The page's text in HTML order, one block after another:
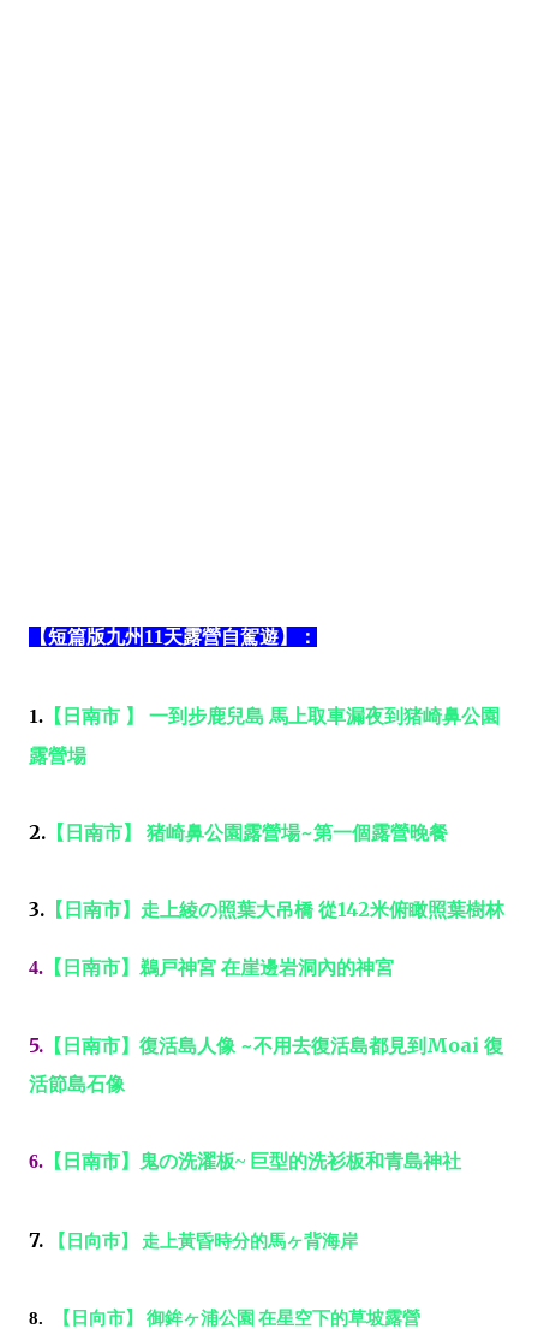
【短篇版九州11天露營自駕遊】：
1. 【日南市 】 一到步鹿兒島 馬上取車漏夜到猪崎鼻公園
露營場
2. 【日南市】 猪崎鼻公園露營場~第一個露營晚餐
3. 【日南市】走上綾の照葉大吊橋 從142米俯瞰照葉樹林
4. 【日南市】鵜戸神宮 在崖邊岩洞內的神宮
5. 【日南市】復活島人像 ~不用去復活島都見到Moai 復
活節島石像
6. 【日南市】鬼の洗濯板~ 巨型的洗衫板和青島神社
7. 【日向巿】 走上黃昏時分的馬ヶ背海岸
8. 【日向市】 御鉾ヶ浦公園 在星空下的草坡露營